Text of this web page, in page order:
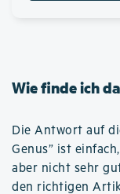
Wie finde ich
Die Antwort auf
Genus” ist
aber nicht sehr
den richtigen